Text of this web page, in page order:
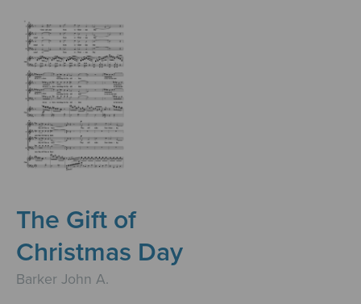
The Gift of
Christmas Day
Barker John A.